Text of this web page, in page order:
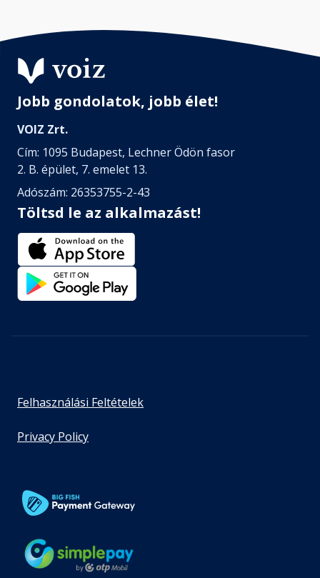
Jobb gondolatok, jobb élet!
VOIZ Zrt.
Cím: 1095 Budapest, Lechner Ödön fasor
2. B. épület, 7. emelet 13.
Adószám: 26353755-2-43
Töltsd le az alkalmazást!
Felhasználási Feltételek
Privacy Policy